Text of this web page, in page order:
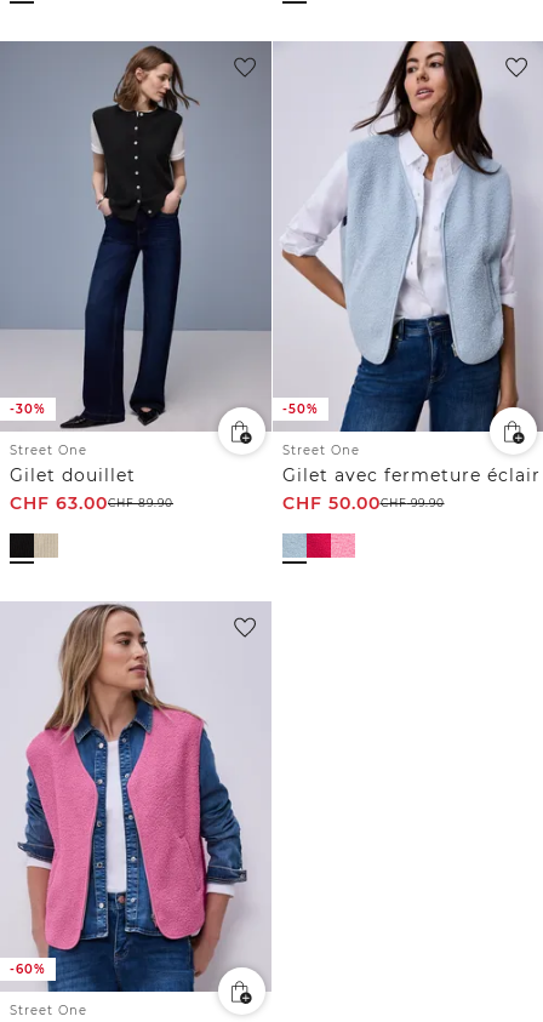
-30%
Street One
Gilet douillet
CHF 63.00CHF89.90
-50%
Street One
Gilet avec fermeture éclair
CHF 50.00CHF99.90
-60%
Street One